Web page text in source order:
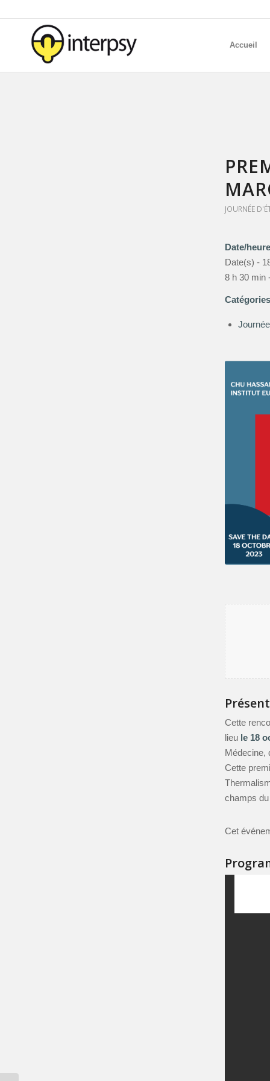
Accueil
JOURNÉE
Date/heure
Date(s) -
8 h 30 min
Catégories
Cette
lieu le 18
Médecine,
Cette
champs
Cet